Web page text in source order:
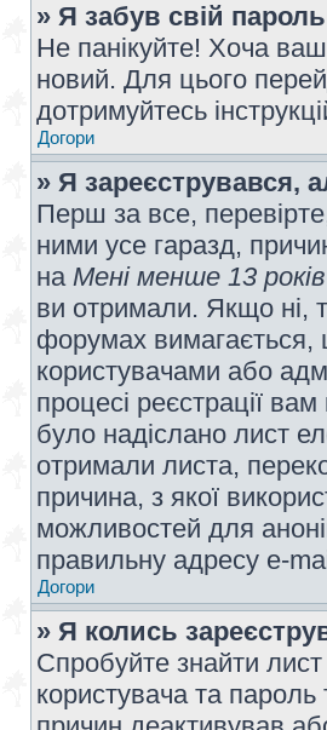
» Я забув свій пароль
Не панікуйте! Хоча
новий. Для цього
дотримуйтесь
Догори
» Я зареєструвався,
Перш за все,
ними усе гаразд,
на Мені менше 13 років
ви отримали. Якщо ні,
форумах вимагається,
користувачами або
процесі реєстрації
було надіслано лист
отримали листа,
причина, з якої
можливостей для
правильну адресу e-
Догори
» Я колись
Спробуйте знайти лист
користувача та